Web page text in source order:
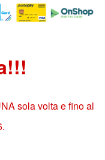
sola volta e fino al